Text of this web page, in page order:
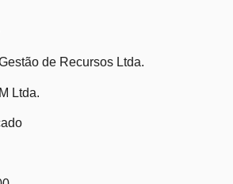
de Recursos Ltda.
Ltda.